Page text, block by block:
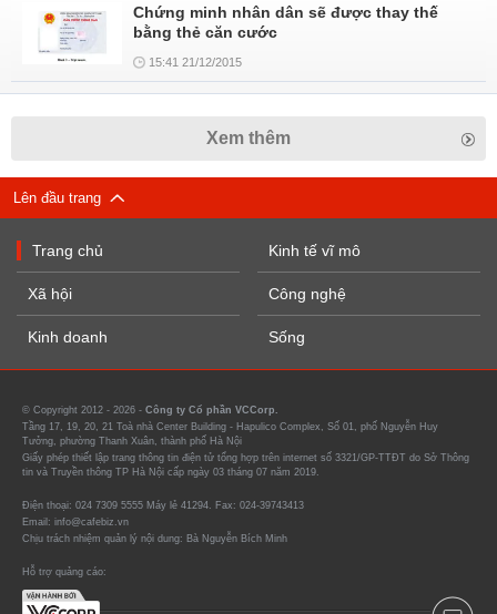
Chứng minh nhân dân sẽ được thay thế
bằng thẻ căn cước
15:41 21/12/2015
Xem thêm
Lên đầu trang
Trang chủ
Xã hội
Kinh doanh
Kinh tế vĩ mô
Công nghệ
Sống
© Copyright 2012 - 2026 - Công ty Cổ phần VCCorp.
Tầng 17, 19, 20, 21 Toà nhà Center Building - Hapulico Complex, Số 01, phố Nguyễn Huy
Tưởng, phường Thanh Xuân, thành phố Hà Nội
Giấy phép thiết lập trang thông tin điện tử tổng hợp trên internet số 3321/GP-TTĐT do Sở Thông
tin và Truyền thông TP Hà Nội cấp ngày 03 tháng 07 năm 2019.
Điện thoại: 024 7309 5555 Máy lẻ 41294. Fax: 024-39743413
Email: info@cafebiz.vn
Chịu trách nhiệm quản lý nội dung: Bà Nguyễn Bích Minh
Hỗ trợ quảng cáo: